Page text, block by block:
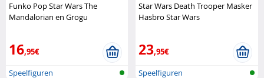
Funko Pop Star Wars The
Mandalorian en Grogu
16,95€
Speelfiguren
Star Wars Death Trooper Masker
Hasbro Star Wars
23,95€
Speelfiguren